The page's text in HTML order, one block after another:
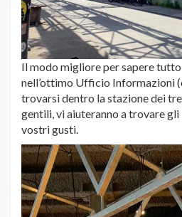
Il modo migliore per sapere
nell’ottimo Ufficio Informazioni
trovarsi dentro la stazione dei
gentili, vi aiuteranno a trovare
vostri gusti.